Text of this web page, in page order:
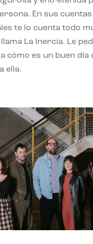
En sus cuentas
te lo cuenta todo
La Inercia. Le
cómo es un buen día
ella.